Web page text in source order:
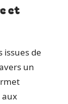
et
issues de
un
aux